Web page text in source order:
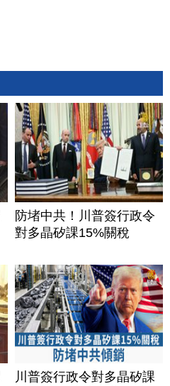
防堵中共！川普簽行政令
對多晶矽課15%關稅
川普簽行政令對多晶矽課